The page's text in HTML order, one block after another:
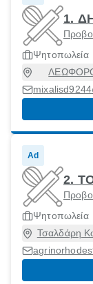
1.
Ψητοπωλεία
Ad
2.
Ψητοπωλεία
Τσαλδάρη